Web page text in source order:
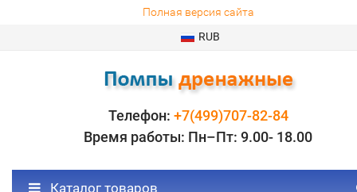
Полная версия сайта
RUB
Телефон: +7(499)707-82-84
Время работы: Пн–Пт: 9.00- 18.00
Каталог товаров